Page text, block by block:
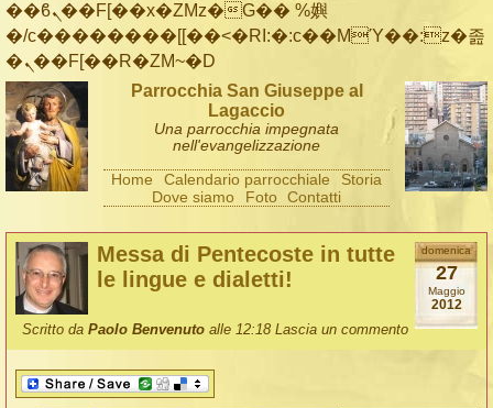
��ϐܢ��F[��x�ZMz�G�� %嬩
�/c��������[[��<�RI:�:c��MΎ��:z�졾
�ܢ��F[��R�ZM~�D
Parrocchia San Giuseppe al
Lagaccio
Una parrocchia impegnata
nell'evangelizzazione
Home Calendario parrocchiale
Storia
Dove siamo
Foto Contatti
domenica
27
Maggio
2012
Messa di Pentecoste in tutte
le lingue e dialetti!
Scritto daPaolo Benvenuto alle 12:18Lascia un commento